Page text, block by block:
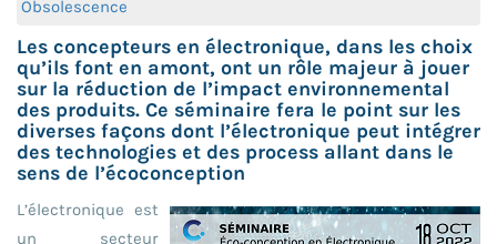
Obsolescence
Les concepteurs en électronique, dans les choix
qu’ils font en amont, ont un rôle majeur à jouer
sur la réduction de l’impact environnemental
des produits. Ce séminaire fera le point sur les
diverses façons dont l’électronique peut intégrer
des technologies et des process allant dans le
sens de l’écoconception
L’électronique est
un secteur